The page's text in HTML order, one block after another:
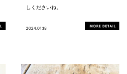
しくださいね。
2024.01.18